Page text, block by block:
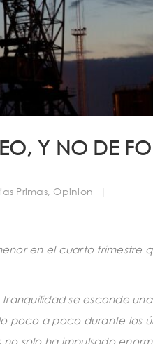
Y NO DE
Primas, Opinion |
en el cuarto trimestre
se esconde una
poco a poco durante los
solo ha impulsado